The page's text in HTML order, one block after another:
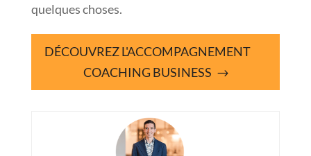
quelques choses.
DÉCOUVREZ L'ACCOMPAGNEMENT
COACHING BUSINESS